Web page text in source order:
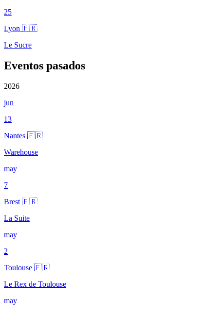
25
Lyon 🇫🇷
Le Sucre
Eventos pasados
2026
jun
13
Nantes 🇫🇷
Warehouse
may
7
Brest 🇫🇷
La Suite
may
2
Toulouse 🇫🇷
Le Rex de Toulouse
may